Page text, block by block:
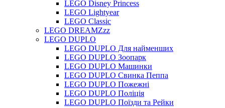
LEGO Disney Princess
LEGO Lightyear
LEGO Classic
LEGO DREAMZzz
LEGO DUPLO
LEGO DUPLO Для найменших
LEGO DUPLO Зоопарк
LEGO DUPLO Машинки
LEGO DUPLO Свинка Пеппа
LEGO DUPLO Пожежні
LEGO DUPLO Поліція
LEGO DUPLO Поїзди та Рейки